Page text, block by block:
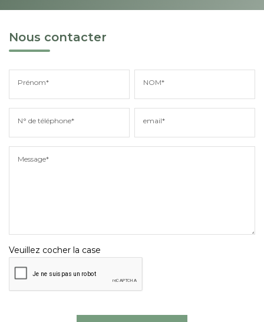
Nous contacter
Prénom* NOM*
N° de téléphone* email*
Message*
Veuillez cocher la case